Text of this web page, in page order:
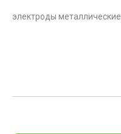
электроды металлические